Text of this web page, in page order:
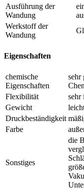
Ausführung der
Wandung
Werkstoff der
Wandung
Eigenschaften
chemische
Eigenschaften
sehr
Flexibilität
sehr
Gewicht
Druckbeständigkeit
Farbe
Sonstiges
die